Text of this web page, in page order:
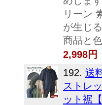
リーン
が生じ
商品と
2,998円
192. 送
ストレ
ット裾